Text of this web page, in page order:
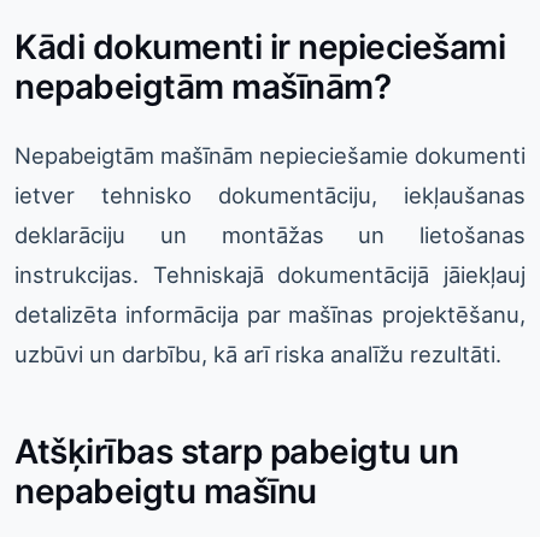
Kādi dokumenti ir nepieciešami
nepabeigtām mašīnām?
Nepabeigtām mašīnām nepieciešamie dokumenti
ietver tehnisko dokumentāciju, iekļaušanas
deklarāciju un montāžas un lietošanas
instrukcijas. Tehniskajā dokumentācijā jāiekļauj
detalizēta informācija par mašīnas projektēšanu,
uzbūvi un darbību, kā arī riska analīžu rezultāti.
Atšķirības starp pabeigtu un
nepabeigtu mašīnu